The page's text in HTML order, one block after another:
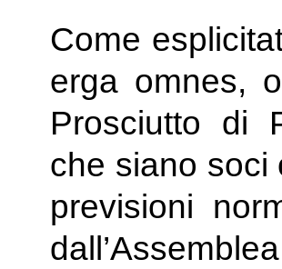
Come
erga omnes,
Prosciutto di
che siano soci
previsioni